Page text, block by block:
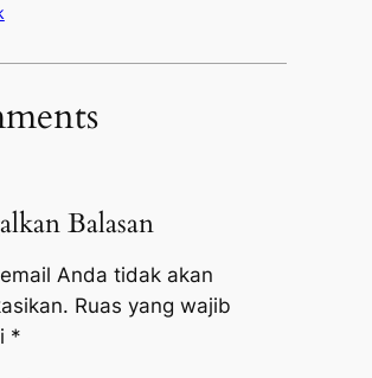
Balasan
Anda tidak akan
Ruas yang wajib
*